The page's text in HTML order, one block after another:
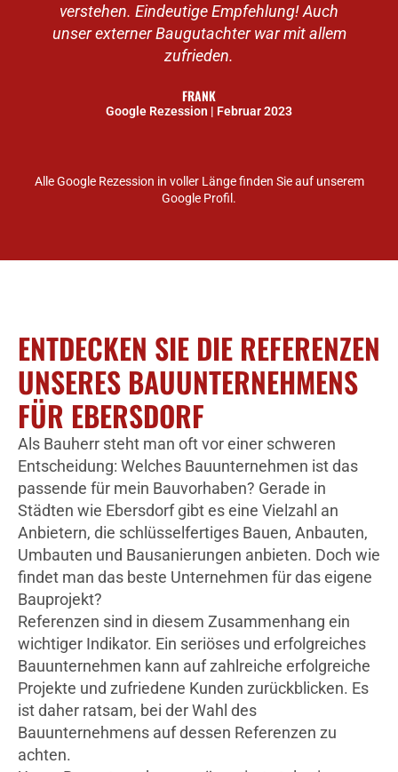
verstehen. Eindeutige Empfehlung! Auch
unser externer Baugutachter war mit allem
zufrieden.
FRANK
Google Rezession | Februar 2023
Alle Google Rezession in voller Länge finden Sie auf unserem
Google Profil.
ENTDECKEN SIE DIE REFERENZEN
UNSERES BAUUNTERNEHMENS
FÜR EBERSDORF
Als Bauherr steht man oft vor einer schweren
Entscheidung: Welches Bauunternehmen ist das
passende für mein Bauvorhaben? Gerade in
Städten wie Ebersdorf gibt es eine Vielzahl an
Anbietern, die schlüsselfertiges Bauen, Anbauten,
Umbauten und Bausanierungen anbieten. Doch wie
findet man das beste Unternehmen für das eigene
Bauprojekt?
Referenzen sind in diesem Zusammenhang ein
wichtiger Indikator. Ein seriöses und erfolgreiches
Bauunternehmen kann auf zahlreiche erfolgreiche
Projekte und zufriedene Kunden zurückblicken. Es
ist daher ratsam, bei der Wahl des
Bauunternehmens auf dessen Referenzen zu
achten.